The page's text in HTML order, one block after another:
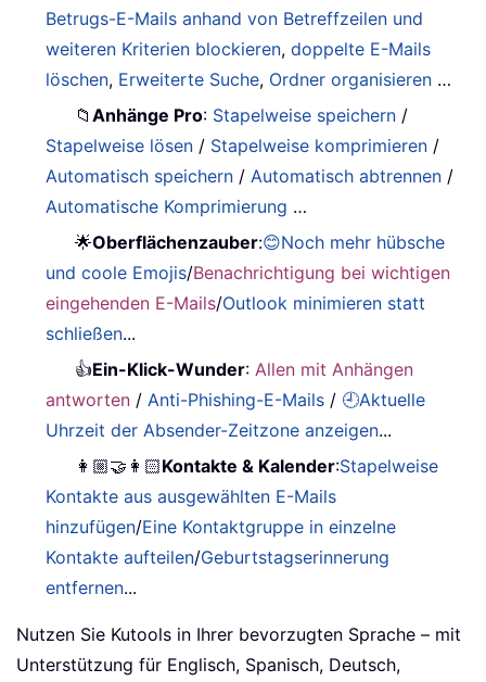
Betrugs-E-Mails anhand von Betreffzeilen und
weiteren Kriterien blockieren,doppelte E-Mails
löschen, Erweiterte Suche, Ordner organisieren …
📁Anhänge Pro: Stapelweise speichern /
Stapelweise lösen / Stapelweise komprimieren /
Automatisch speichern / Automatisch abtrennen /
Automatische Komprimierung …
🌟Oberflächenzauber:😊Noch mehr hübsche
und coole Emojis/Benachrichtigung bei wichtigen
eingehenden E-Mails/Outlook minimieren statt
schließen...
👍Ein-Klick-Wunder: Allen mit Anhängen
antworten / Anti-Phishing-E-Mails / 🕘Aktuelle
Uhrzeit der Absender-Zeitzone anzeigen...
👩🏼‍🤝‍👩🏻Kontakte & Kalender:Stapelweise
Kontakte aus ausgewählten E-Mails
hinzufügen/Eine Kontaktgruppe in einzelne
Kontakte aufteilen/Geburtstagserinnerung
entfernen...
Nutzen Sie Kutools in Ihrer bevorzugten Sprache – mit
Unterstützung für Englisch, Spanisch, Deutsch,